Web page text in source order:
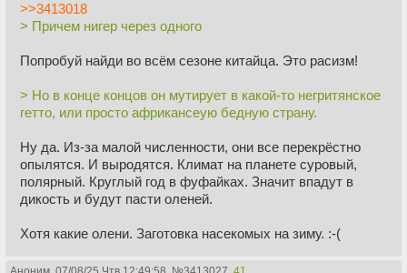
>>3413018
> Причем нигер через одного
Попробуй найди во всём сезоне китайца. Это расизм!
> Но в конце концов он мутирует в какой-то негритянское
гетто, или просто африкансеую бедную страну.
Ну да. Из-за малой численности, они все перекрёстно
опылятся. И выродятся. Климат на планете суровый,
полярный. Круглый год в фуфайках. Значит впадут в
дикость и будут пасти оленей.
Хотя какие олени. Заготовка насекомых на зиму. :-(